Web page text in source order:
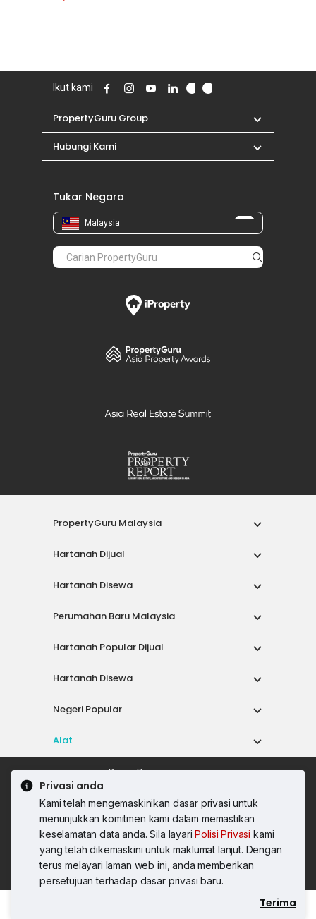
Privasi anda
Kami telah mengemaskinikan dasar privasi untuk
menunjukkan komitmen kami dalam memastikan
keselamatan data anda. Sila layariPolisi Privasi kami
yang telah dikemaskini untuk maklumat lanjut. Dengan
terus melayari laman web ini, anda memberikan
persetujuan terhadap dasar privasi baru.
Terima
Ikut kami
PropertyGuru Group
Hubungi Kami
Tukar Negara
Malaysia
PropertyGuru Malaysia
Hartanah Dijual
Hartanah Disewa
Perumahan Baru Malaysia
Hartanah Popular Dijual
Hartanah Disewa
Negeri Popular
Alat
Dasar Penggunaan
Syarat Perkhidmatan
Syarat Pembelian
© 2026 PropertyGuru International (Malaysia)
Sdn. Bhd.
201001036744 (920667-W) Semua hak
terpelihara